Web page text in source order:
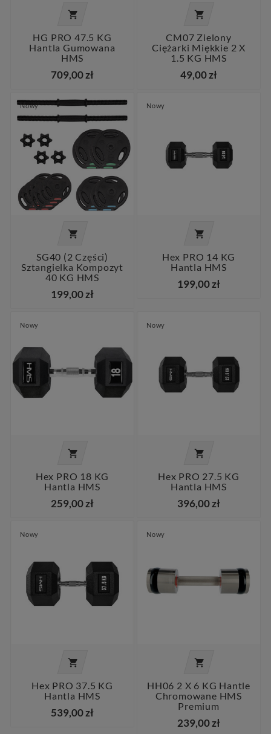

HG PRO 47.5 KG
Hantla Gumowana
HMS
709,00 zł

CM07 Zielony
Ciężarki Miękkie 2 X
1.5 KG HMS
49,00 zł
Nowy

SG40 (2 Części)
Sztangielka Kompozyt
40 KG HMS
199,00 zł
Nowy

Hex PRO 14 KG
Hantla HMS
199,00 zł
Nowy

Hex PRO 18 KG
Hantla HMS
259,00 zł
Nowy

Hex PRO 27.5 KG
Hantla HMS
396,00 zł
Nowy

Hex PRO 37.5 KG
Hantla HMS
539,00 zł
Nowy

HH06 2 X 6 KG Hantle
Chromowane HMS
Premium
239,00 zł